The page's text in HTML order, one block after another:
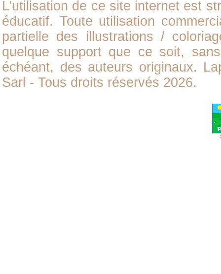
L'utilisation de ce site internet est
éducatif. Toute utilisation
partielle des illustrations /
quelque support que ce soit,
échéant, des auteurs originaux.
Sarl - Tous droits réservés 2026.